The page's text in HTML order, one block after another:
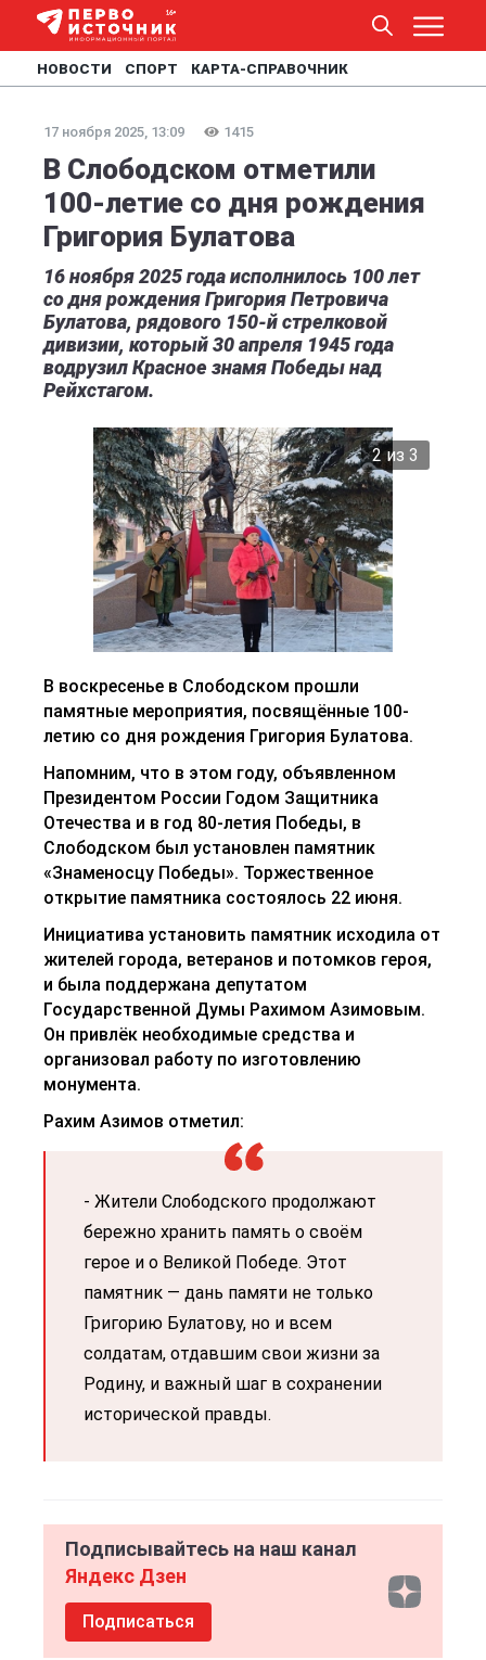
НОВОСТИ СПОРТ КАРТА-СПРАВОЧНИК
17 ноября 2025, 13:09 1415
В Слободском отметили
100-летие со дня рождения
Григория Булатова
16 ноября 2025 года исполнилось 100 лет
со дня рождения Григория Петровича
Булатова, рядового 150-й стрелковой
дивизии, который 30 апреля 1945 года
водрузил Красное знамя Победы над
Рейхстагом.
2 из 3
В воскресенье в Слободском прошли
памятные мероприятия, посвящённые 100-
летию со дня рождения Григория Булатова.
Напомним, что в этом году, объявленном
Президентом России Годом Защитника
Отечества и в год 80-летия Победы, в
Слободском был установлен памятник
«Знаменосцу Победы». Торжественное
открытие памятника состоялось 22 июня.
Инициатива установить памятник исходила от
жителей города, ветеранов и потомков героя,
и была поддержана депутатом
Государственной Думы Рахимом Азимовым.
Он привлёк необходимые средства и
организовал работу по изготовлению
монумента.
Рахим Азимов отметил:
- Жители Слободского продолжают
бережно хранить память о своём
герое и о Великой Победе. Этот
памятник — дань памяти не только
Григорию Булатову, но и всем
солдатам, отдавшим свои жизни за
Родину, и важный шаг в сохранении
исторической правды.
Подписывайтесь на наш канал
Яндекс Дзен
Подписаться